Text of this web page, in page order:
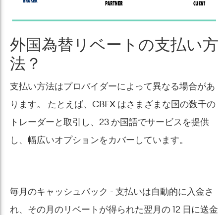
外国為替リベートの支払い方
法？
支払い方法はプロバイダーによって異なる場合があ
ります。 たとえば、CBFX はさまざまな国の数千の
トレーダーと取引し、23 か国語でサービスを提供
し、幅広いオプションをカバーしています。
毎月のキャッシュバック - 支払いは自動的に入金さ
れ、その月のリベートが得られた翌月の 12 日に送金